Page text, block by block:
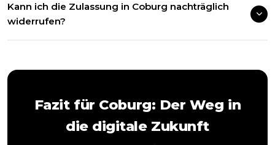
Kann ich die Zulassung in Coburg nachträglich
widerrufen?
Fazit für Coburg: Der Weg in
die digitale Zukunft